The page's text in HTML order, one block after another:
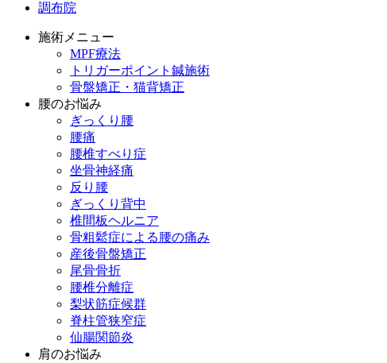
調布院
施術メニュー
MPF療法
トリガーポイント鍼施術
骨盤矯正・猫背矯正
腰のお悩み
ぎっくり腰
腰痛
腰椎すべり症
坐骨神経痛
反り腰
ぎっくり背中
椎間板ヘルニア
骨粗鬆症による腰の痛み
産後骨盤矯正
尾骨骨折
腰椎分離症
梨状筋症候群
脊柱管狭窄症
仙腸関節炎
肩のお悩み